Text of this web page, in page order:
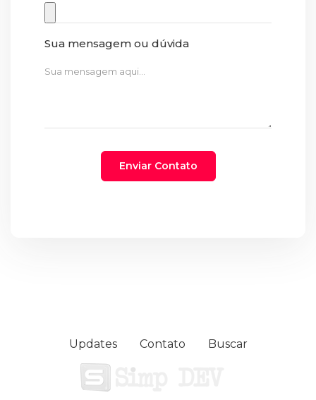
Sua mensagem ou dúvida
Updates Contato Buscar